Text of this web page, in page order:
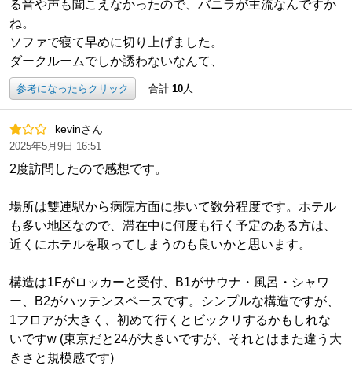
る音や声も聞こえなかったので、バニラが主流なんですか
ね。
ソファで寝て早めに切り上げました。
ダークルームでしか誘わないなんて、
参考になったらクリック 合計 10人
kevinさん
2025年5月9日 16:51
2度訪問したので感想です。
場所は雙連駅から病院方面に歩いて数分程度です。ホテル
も多い地区なので、滞在中に何度も行く予定のある方は、
近くにホテルを取ってしまうのも良いかと思います。
構造は1Fがロッカーと受付、B1がサウナ・風呂・シャワ
ー、B2がハッテンスペースです。シンプルな構造ですが、
1フロアが大きく、初めて行くとビックリするかもしれな
いですw (東京だと24が大きいですが、それとはまた違う大
きさと規模感です)